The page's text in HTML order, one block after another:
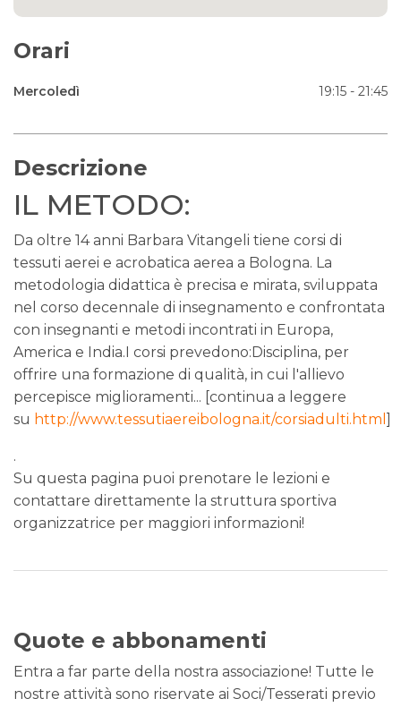
Orari
Mercoledì 19:15 - 21:45
Descrizione
IL METODO:
​Da oltre 14 anni Barbara Vitangeli tiene corsi di
tessuti aerei e acrobatica aerea a Bologna. La
metodologia didattica è precisa e mirata, sviluppata
nel corso decennale di insegnamento e confrontata
con insegnanti e metodi incontrati in Europa,
America e India.I corsi prevedono:Disciplina, per
offrire una formazione di qualità, in cui l'allievo
percepisce miglioramenti... [continua a leggere
su http://www.tessutiaereibologna.it/corsiadulti.html ]
.
Su questa pagina puoi prenotare le lezioni e
contattare direttamente la struttura sportiva
organizzatrice per maggiori informazioni!
Quote e abbonamenti
Entra a far parte della nostra associazione! Tutte le
nostre attività sono riservate ai Soci/Tesserati previo